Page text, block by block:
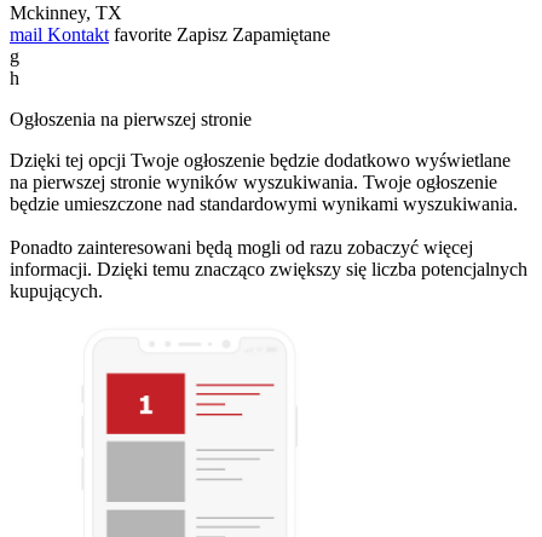
Mckinney, TX
mail Kontakt favorite Zapisz Zapamiętane
g
h
Ogłoszenia na pierwszej stronie
Dzięki tej opcji Twoje ogłoszenie będzie dodatkowo wyświetlane
na pierwszej stronie wyników wyszukiwania. Twoje ogłoszenie
będzie umieszczone nad standardowymi wynikami wyszukiwania.
Ponadto zainteresowani będą mogli od razu zobaczyć więcej
informacji. Dzięki temu znacząco zwiększy się liczba potencjalnych
kupujących.